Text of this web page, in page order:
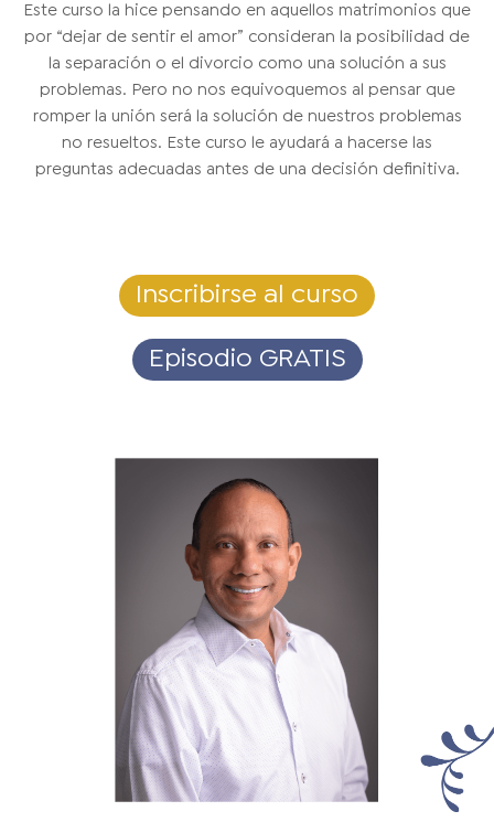
Este curso la hice pensando en aquellos matrimonios que
por “dejar de sentir el amor” consideran la posibilidad de
la separación o el divorcio como una solución a sus
problemas. Pero no nos equivoquemos al pensar que
romper la unión será la solución de nuestros problemas
no resueltos. Este curso le ayudará a hacerse las
preguntas adecuadas antes de una decisión definitiva.
Inscribirse al curso
Episodio GRATIS